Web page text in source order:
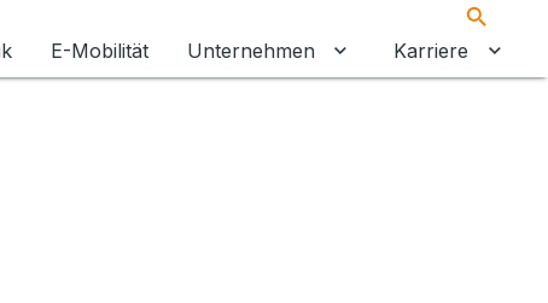
E-Mobilität Unternehmen Untermenü für
Karriere